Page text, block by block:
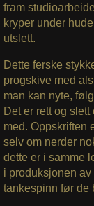
fram
kryper under
utslett.
Dette ferske
progskive med
man kan nyte,
Det er rett og
med. Oppskriften
selv om nerder
dette er i samme
i produksjonen
tankespinn før de